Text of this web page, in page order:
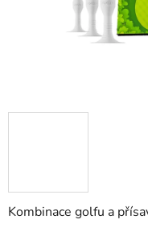
Kombinace golfu a